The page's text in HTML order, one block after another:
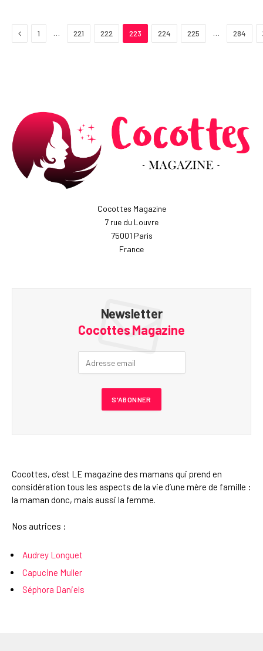
Previous
1 221 222 223 224 225 284
Cocottes Magazine
7 rue du Louvre
75001 Paris
France
Newsletter
Cocottes Magazine
Cocottes, c’est LE magazine des mamans qui prend en
considération tous les aspects de la vie d’une mère de famille :
la maman donc, mais aussi la femme.
Nos autrices :
Audrey Longuet
Capucine Muller
Séphora Daniels